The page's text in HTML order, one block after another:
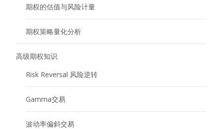
期权的估值与风险计量
期权策略量化分析
高级期权知识
Risk Reversal 风险逆转
Gamma交易
波动率偏斜交易